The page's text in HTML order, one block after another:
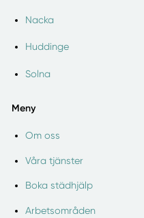
Nacka
Huddinge
Solna
Meny
Om oss
Våra tjänster
Boka städhjälp
Arbetsområden